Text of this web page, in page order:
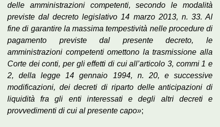
delle amministrazioni competenti, secondo le modalità
previste dal decreto legislativo 14 marzo 2013, n. 33. Al
fine di garantire la massima tempestività nelle procedure di
pagamento previste dal presente decreto, le
amministrazioni competenti omettono la trasmissione alla
Corte dei conti, per gli effetti di cui all’articolo 3, commi 1 e
2, della legge 14 gennaio 1994, n. 20, e successive
modificazioni, dei decreti di riparto delle anticipazioni di
liquidità fra gli enti interessati e degli altri decreti e
provvedimenti di cui al presente capo»;